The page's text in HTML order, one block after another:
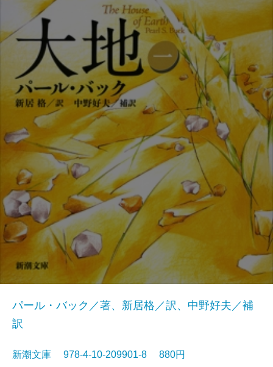
パール・バック／著、新居格／訳、中野好夫／補
訳
新潮文庫 978-4-10-209901-8 880円